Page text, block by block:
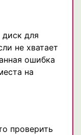
для
не хватает
ошибка
на
проверить